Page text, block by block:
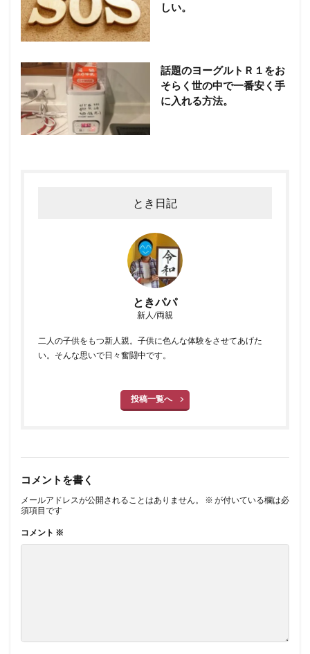
しい。
話題のヨーグルトＲ１をお
そらく世の中で一番安く手
に入れる方法。
とき日記
ときパパ
新人/両親
二人の子供をもつ新人親。子供に色んな体験をさせてあげた
い。そんな思いで日々奮闘中です。
投稿一覧へ
コメントを書く
メールアドレスが公開されることはありません。 ※ が付いている欄は必
須項目です
コメント ※